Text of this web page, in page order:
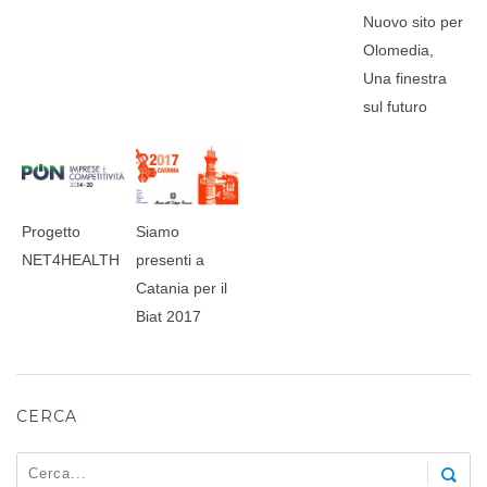
Nuovo sito per
Olomedia,
Una finestra
sul futuro
Progetto
NET4HEALTH
Siamo
presenti a
Catania per il
Biat 2017
CERCA